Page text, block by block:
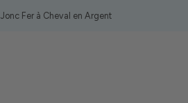
Jonc Fer à Cheval en Argent